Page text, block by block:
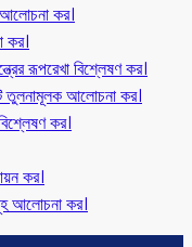
কর।
কর।
রূপরেখা বিশ্লেষণ কর।
তুলনামূলক আলোচনা কর।
কর।
কর।
আলোচনা কর।